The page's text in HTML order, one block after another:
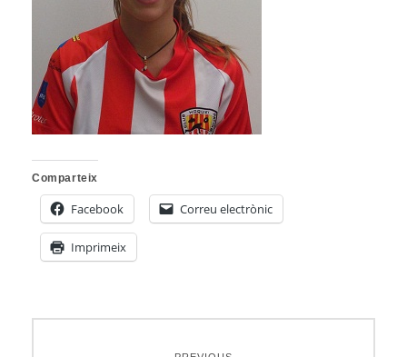
Comparteix
Facebook Correu electrònic
Imprimeix